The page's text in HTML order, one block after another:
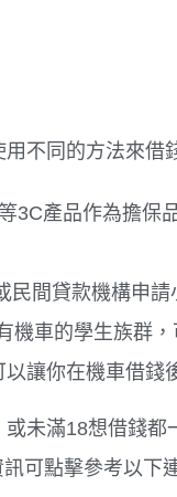
不同的方法來借
3C產品作為擔保
民間貸款機構申
機車的學生族群
讓你在機車借錢
未滿18想借錢
可點擊參考以下